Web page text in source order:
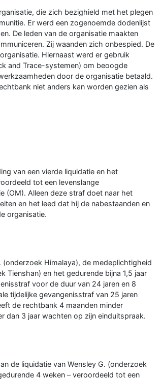
die zich bezighield met het plegen
Er werd een zogenoemde dodenlijst
De leden van de organisatie maakten
Zij waanden zich onbespied. De
Hiernaast werd er gebruik
and Trace-systemen) om beoogde
door de organisatie betaald.
niet anders kan worden gezien als
van een vierde liquidatie en het
tot een levenslange
(OM). Alleen deze straf doet naar het
en het leed dat hij de nabestaanden en
organisatie.
Himalaya), de medeplichtigheid
Tienshan) en het gedurende bijna 1,5 jaar
voor de duur van 24 jaren en 8
tijdelijke gevangenisstraf van 25 jaren
de rechtbank 4 maanden minder
dan 3 jaar wachten op zijn einduitspraak.
de liquidatie van Wensley G. (onderzoek
4 weken – veroordeeld tot een